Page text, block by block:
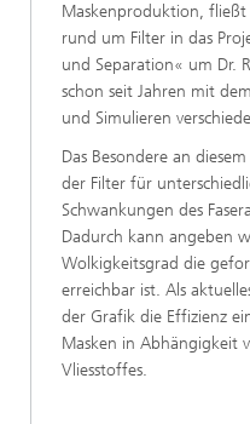
Maskenproduktion, fließt
rund um Filter in das
und Separation« um Dr.
schon seit Jahren mit
und Simulieren
Das Besondere an
der Filter für
Schwankungen des
Dadurch kann angeben
Wolkigkeitsgrad die
erreichbar ist. Als
der Grafik die Effizienz
Masken in Abhängigkeit
Vliesstoffes.